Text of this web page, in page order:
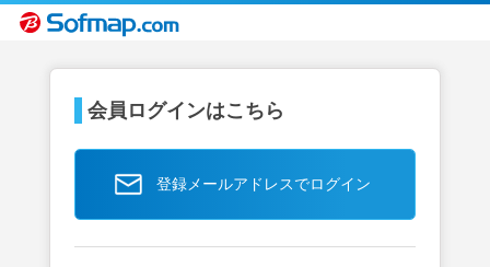
会員ログインはこちら
登録メールアドレスでログイン